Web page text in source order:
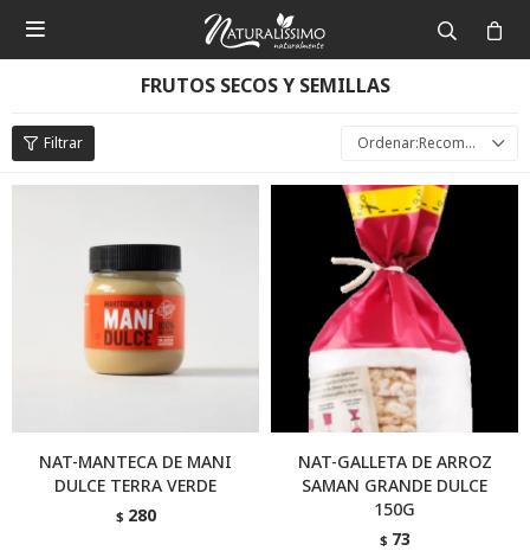

FRUTOS SECOS Y SEMILLAS
Recomendados
NAT-MANTECA DE MANI
DULCE TERRA VERDE
$ 280
NAT-GALLETA DE ARROZ
SAMAN GRANDE DULCE
150G
$ 73